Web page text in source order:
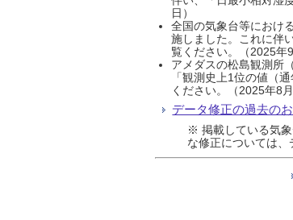
日）
全国の気象台等におけ
施しました。これに伴
覧ください。（2025年9
アメダスの松島観測所
「観測史上1位の値（
ください。（2025年8月
データ修正の過去の
※ 掲載している気
な修正については、